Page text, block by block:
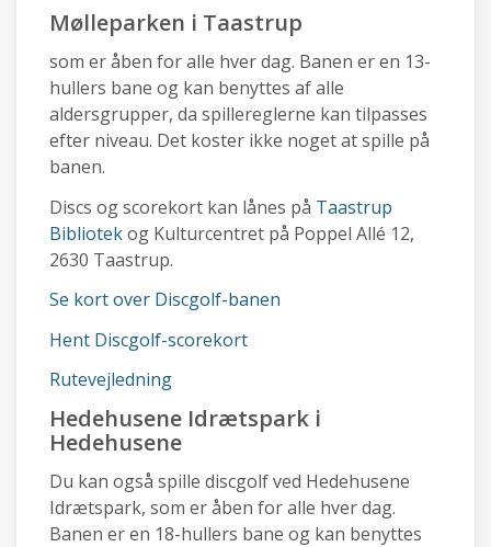
Mølleparken i Taastrup
som er åben for alle hver dag. Banen er en 13-
hullers bane og kan benyttes af alle
aldersgrupper, da spillereglerne kan tilpasses
efter niveau. Det koster ikke noget at spille på
banen.
Discs og scorekort kan lånes på Taastrup
Bibliotekog Kulturcentret på Poppel Allé 12,
2630 Taastrup.
Se kort over Discgolf-banen
Hent Discgolf-scorekort
Rutevejledning
Hedehusene Idrætspark i
Hedehusene
Du kan også spille discgolf ved Hedehusene
Idrætspark, som er åben for alle hver dag.
Banen er en 18-hullers bane og kan benyttes